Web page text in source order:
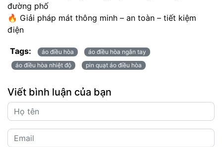
đường phố
🔥 Giải pháp mát thông minh – an toàn – tiết kiệm
điện
Tags: áo điều hòa
áo điều hòa ngắn tay
áo điều hòa nhiệt độ
pin quạt áo điều hòa
Viết bình luận của bạn